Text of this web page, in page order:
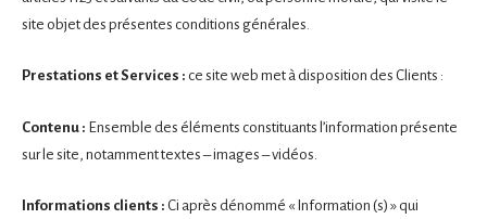
site objet des présentes conditions générales.
Prestations et Services : ce site web met à disposition des Clients :
Contenu : Ensemble des éléments constituants l’information présente
sur le site, notamment textes – images – vidéos.
Informations clients : Ci après dénommé « Information (s) » qui